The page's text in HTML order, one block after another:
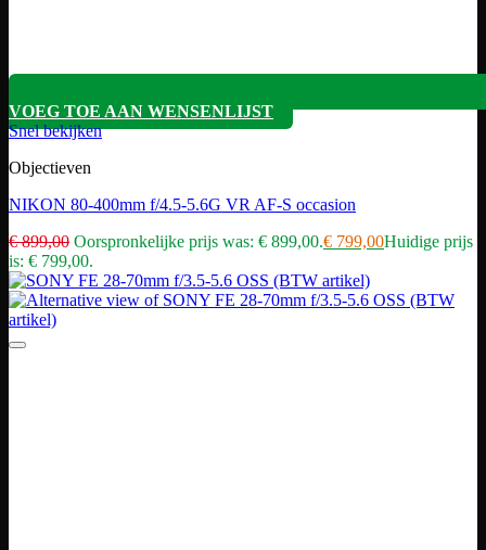
VOEG TOE AAN WENSENLIJST
Snel bekijken
Objectieven
NIKON 80-400mm f/4.5-5.6G VR AF-S occasion
€899,00 Oorspronkelijke prijs was: € 899,00.€ 799,00Huidige prijs
is: € 799,00.